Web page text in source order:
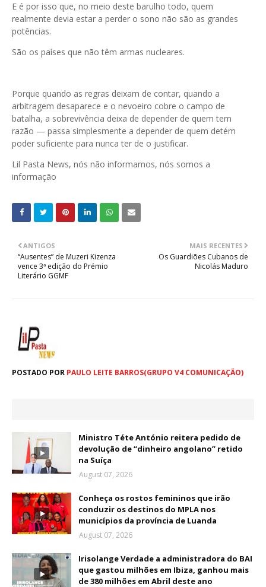
E é por isso que, no meio deste barulho todo, quem
realmente devia estar a perder o sono não são as grandes
potências.
São os países que não têm armas nucleares.
Porque quando as regras deixam de contar, quando a
arbitragem desaparece e o nevoeiro cobre o campo de
batalha, a sobrevivência deixa de depender de quem tem
razão — passa simplesmente a depender de quem detém
poder suficiente para nunca ter de o justificar.
Lil Pasta News, nós não informamos, nós somos a
informação
MAIS RECENTES
Os Guardiões Cubanos de
Nicolás Maduro
ANTIGOS
“Ausentes” de Muzeri Kizenza
vence 3ª edição do Prémio
Literário GGMF
POSTADO POR PAULO LEITE BARROS(GRUPO V4 COMUNICAÇÃO)
Ministro Téte António reitera pedido de
devolução de “dinheiro angolano” retido
na Suíça
August 07, 2026
Conheça os rostos femininos que irão
conduzir os destinos do MPLA nos
municípios da província de Luanda
August 07, 2026
Irisolange Verdade a administradora do BAI
que gastou milhões em Ibiza, ganhou mais
de 380 milhões em Abril deste ano